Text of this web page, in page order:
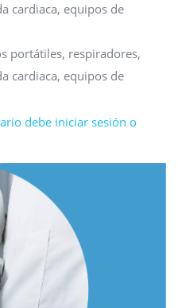
cardiaca, equipos de
portátiles, respiradores,
cardiaca, equipos de
debe iniciar sesión o